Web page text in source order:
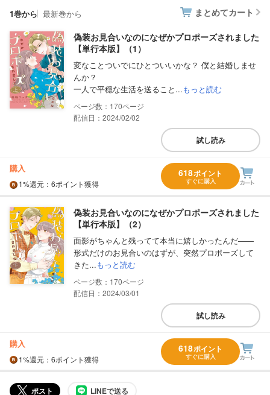
1巻から 最新巻から まとめてカート
偽装お見合いなのになぜかプロポーズされました
【単行本版】（1）
変なことついでにひとついいかな？ 僕と結婚しませ
んか？
一人で平穏な生活を送ること...もっと読む
170
配信日：2024/02/02
試し読み
購入
1%還元 ：6ポイント獲得
618ポイント
すぐに購入
偽装お見合いなのになぜかプロポーズされました
【単行本版】（2）
面影がちゃんと残ってて本当に嬉しかったんだ――
形式だけのお見合いのはずが、突然プロポーズして
きた...もっと読む
170
配信日：2024/03/01
試し読み
購入
1%還元 ：6ポイント獲得
618ポイント
すぐに購入
ポスト LINEで送る